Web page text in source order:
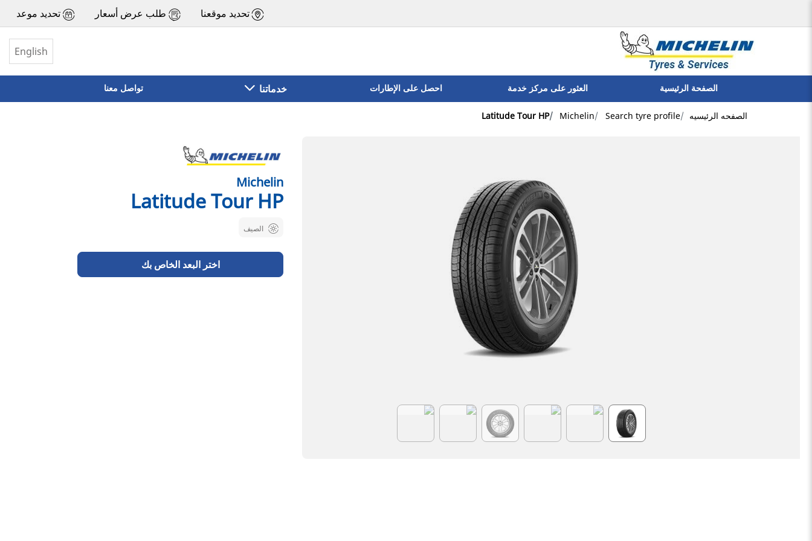
تحديد موقعنا طلب عرض أسعار تحديد موعد
English
الصفحة الرئيسية العثور على مركز خدمة احصل على الإطارات خدماتنا تواصل معنا
الصفحه الرئيسيه Search tyre profile
Michelin
Latitude Tour HP
Michelin
Latitude Tour HP
الصيف
اختر البعد الخاص بك